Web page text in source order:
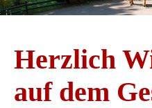
Herzlich
auf dem